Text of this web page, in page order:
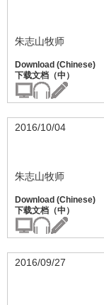
朱志山牧师
2016/10/04
朱志山牧师
2016/09/27